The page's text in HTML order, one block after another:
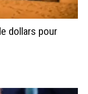
dollars pour